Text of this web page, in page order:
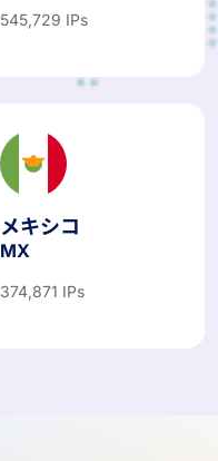
545,729 IPs
メキシコ
MX
374,871 IPs